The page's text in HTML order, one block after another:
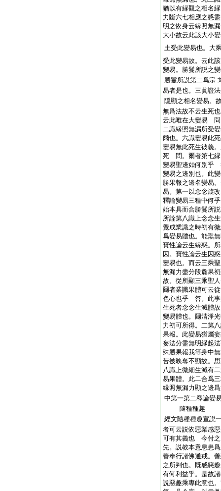
猶以有縁觀之相名
力斷六七相應之惑
明之依身云縁照無
大小故云此該大小
土受此變易也。大
受此變易故。云此
變易。勝鬘所説之
勝鬘所説第二爲宗
易者是也。三眞證
隠顯之相名變易。
無爲法故不云生死
云此唯在大變易 問
二識縁照無漏所受
爾也。六識變易此
變易無此死生彼義
死 問。爾者第七縁
變易聖邊如何別乎
變易之邊別也。此
勝果報之邊名變易
易。第一以念念旋
釋論變易三種中何
始本具而合勝鬘所
所詮第八識上念念
覺成業識之時初有
爲變易體也。能熏
寶性論云生縁惑。
因。寶性論云生因
變易也。而云三乘
無漏力盡分段麁果
故。從所顯三乘聖
爾者業識果體可云
色心也乎 答。此事
生死者念念生滅體
變易體也。爾清淨
力初可所得。二第
果報。此變易猶屬
妄法分盡無明縁起
殊勝果報我等身中
苦被映奪不顯故。
八識上微細生滅有
易果體。此二合爲
縁照無漏力顯之邊
中第一第二釋論變
隨種種趣
經文隨種種趣宣説
者可云説依惡業感
可有其義也 今付之
先。説教本意息患
善奉行諸佛通戒。
之所判也。既感惡
有何利益乎。是故
説惡趣乘專此意也